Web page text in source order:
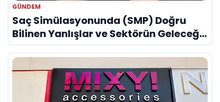
GÜNDEM
Saç Simülasyonunda (SMP) Doğru
Bilinen Yanlışlar ve Sektörün Geleceği:
Onur Akdeniz ile Özel Röportaj